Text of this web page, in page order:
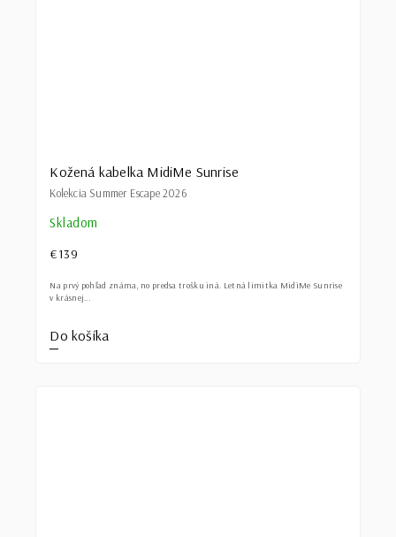
Kožená kabelka MidiMe Sunrise
Kolekcia Summer Escape 2026
Skladom
€139
Do košíka
Na prvý pohľad známa, no predsa trošku iná. Letná limitka MidiMe Sunrise
v krásnej...